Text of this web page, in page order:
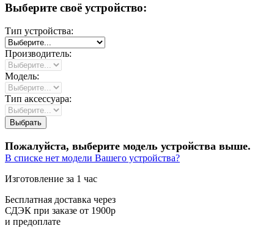
Выберите своё устройство:
Тип устройства:
Производитель:
Модель:
Тип аксессуара:
Пожалуйста, выберите модель устройства выше.
В списке нет модели Вашего устройства?
Изготовление за 1 час
Бесплатная доставка через
СДЭК при заказе от 1900р
и предоплате